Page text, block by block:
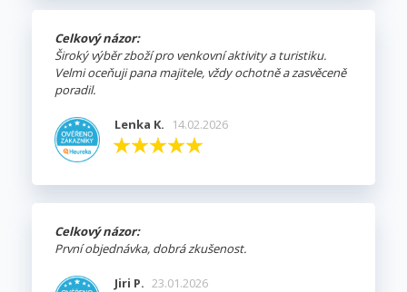
Celkový názor:
Široký výběr zboží pro venkovní aktivity a turistiku.
Velmi oceňuji pana majitele, vždy ochotně a zasvěceně
poradil.
Lenka K. 14.02.2026
Celkový názor:
První objednávka, dobrá zkušenost.
Jiri P. 23.01.2026